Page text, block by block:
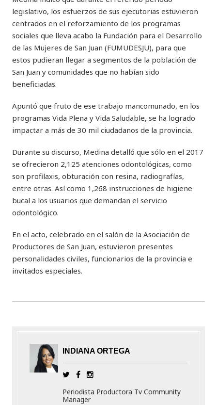
legislativo, los esfuerzos de sus ejecutorias estuvieron
centrados en el reforzamiento de los programas
sociales que lleva acabo la Fundación para el Desarrollo
de las Mujeres de San Juan (FUMUDESJU), para que
estos pudieran llegar a segmentos de la población de
San Juan y comunidades que no habían sido
beneficiadas.
Apuntó que fruto de ese trabajo mancomunado, en los
programas Vida Plena y Vida Saludable, se ha logrado
impactar a más de 30 mil ciudadanos de la provincia.
Durante su discurso, Medina detalló que sólo en el 2017
se ofrecieron 2,125 atenciones odontológicas, como
son profilaxis, obturación con resina, radiografías,
entre otras. Así como 1,268 instrucciones de higiene
bucal a los usuarios que demandan el servicio
odontológico.
En el acto, celebrado en el salón de la Asociación de
Productores de San Juan, estuvieron presentes
personalidades civiles, funcionarios de la provincia e
invitados especiales.
INDIANA ORTEGA
Periodista Productora Tv Community
Manager